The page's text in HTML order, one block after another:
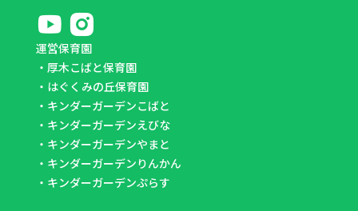
運営保育園
・ 厚木こばと保育園
・ はぐくみの丘保育園
・ キンダーガーデンこばと
・ キンダーガーデンえびな
・ キンダーガーデンやまと
・ キンダーガーデンりんかん
・ キンダーガーデンぷらす